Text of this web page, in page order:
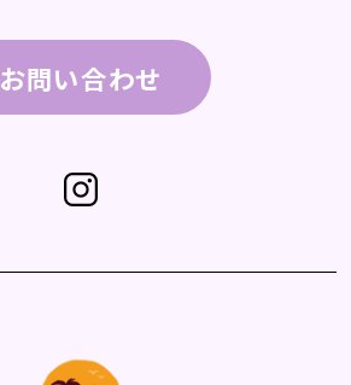
お問い合わせ